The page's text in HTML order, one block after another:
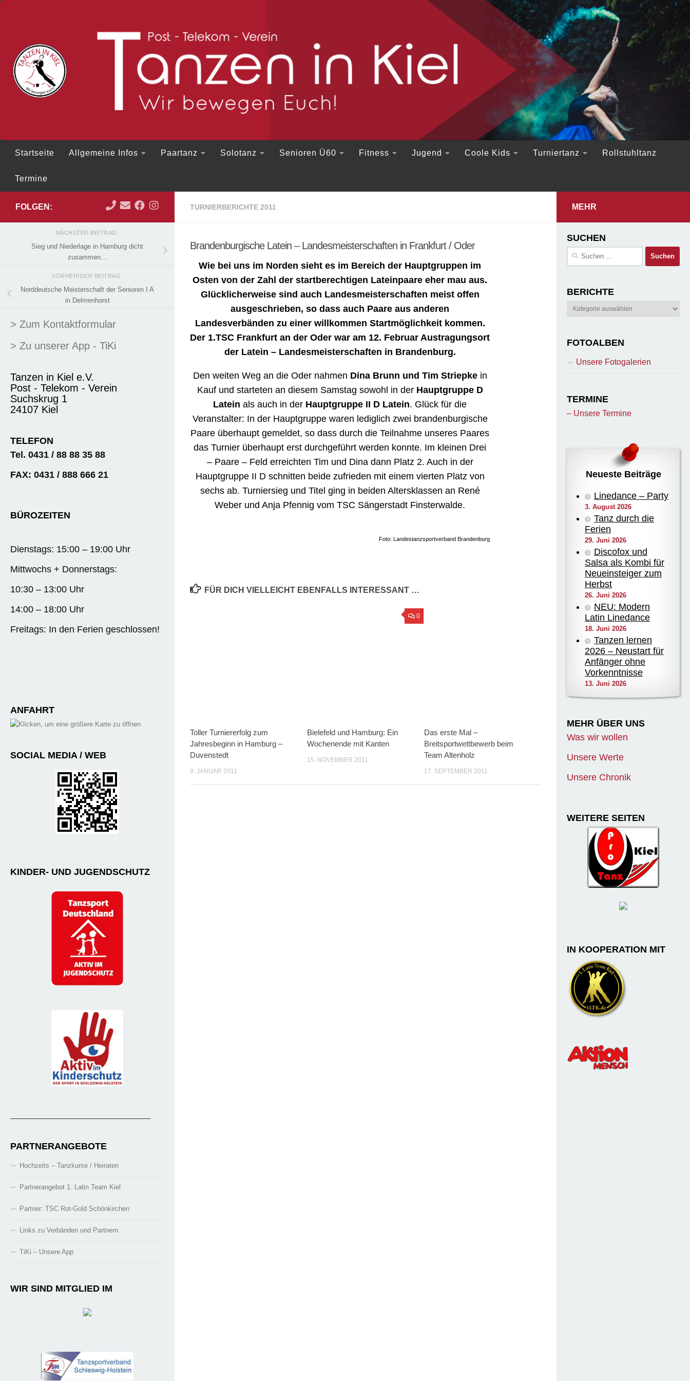
Startseite Allgemeine Infos Paartanz Solotanz Senioren Ü60 Fitness Jugend Coole Kids Turniertanz Rollstuhltanz
Termine
TURNIERBERICHTE 2011
Brandenburgische Latein – Landesmeisterschaften in Frankfurt / Oder
Wie bei uns im Norden sieht es im Bereich der Hauptgruppen im
Osten von der Zahl der startberechtigen Lateinpaare eher mau aus.
Glücklicherweise sind auch Landesmeisterschaften meist offen
ausgeschrieben, so dass auch Paare aus anderen
Landesverbänden zu einer willkommen Startmöglichkeit kommen.
Der 1.TSC Frankfurt an der Oder war am 12. Februar Austragungsort
der Latein – Landesmeisterschaften in Brandenburg.
Den weiten Weg an die Oder nahmen Dina Brunn und Tim Striepkein
Kauf und starteten an diesem Samstag sowohl in der Hauptgruppe D
Latein als auch in der Hauptgruppe II D Latein. Glück für die
Veranstalter: In der Hauptgruppe waren lediglich zwei brandenburgische
Paare überhaupt gemeldet, so dass durch die Teilnahme unseres Paares
das Turnier überhaupt erst durchgeführt werden konnte. Im kleinen Drei
– Paare – Feld erreichten Tim und Dina dann Platz 2. Auch in der
Hauptgruppe II D schnitten beide zufrieden mit einem vierten Platz von
sechs ab. Turniersieg und Titel ging in beiden Altersklassen an René
Weber und Anja Pfennig vom TSC Sängerstadt Finsterwalde.
Foto: Landestanzsportverband Brandenburg
FÜR DICH VIELLEICHT EBENFALLS INTERESSANT …
0
FOLGEN:
NÄCHSTER BEITRAG
Sieg und Niederlage in Hamburg dicht
zusammen…
VORHERIGER BEITRAG
Norddeutsche Meisterschaft der Senioren I A
in Delmenhorst
> Zum Kontaktformular
> Zu unserer App - TiKi
Tanzen in Kiel e.V.
Post - Telekom - Verein
Suchskrug 1
24107 Kiel
TELEFON
Tel. 0431 / 88 88 35 88
FAX: 0431 / 888 666 21
BÜROZEITEN
Dienstags: 15:00 – 19:00 Uhr
Mittwochs + Donnerstags:
10:30 – 13:00 Uhr
14:00 – 18:00 Uhr
Freitags: In den Ferien geschlossen!
ANFAHRT
SOCIAL MEDIA / WEB
KINDER- UND JUGENDSCHUTZ
PARTNERANGEBOTE
Hochzeits – Tanzkurse / Heiraten
Partnerangebot 1. Latin Team Kiel
Partner: TSC Rot-Gold Schönkirchen
Links zu Verbänden und Partnern
TiKi – Unsere App
WIR SIND MITGLIED IM
MEHR
SUCHEN
Suchen
BERICHTE
Berichte
FOTOALBEN
Unsere Fotogalerien
TERMINE
– Unsere Termine
Neueste Beiträge
Linedance – Party
3. August 2026
Tanz durch die
Ferien
29. Juni 2026
Discofox und
Salsa als Kombi für
Neueinsteiger zum
Herbst
26. Juni 2026
NEU: Modern
Latin Linedance
18. Juni 2026
Tanzen lernen
2026 – Neustart für
Anfänger ohne
Vorkenntnisse
13. Juni 2026
MEHR ÜBER UNS
Was wir wollen
Unsere Werte
Unsere Chronik
WEITERE SEITEN
IN KOOPERATION MIT